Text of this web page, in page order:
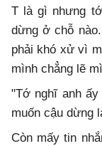
T là gì nhưng
dừng ở chỗ
phải khó xử vì
mình chẳng lẽ
"Tớ nghĩ anh
muốn cậu dừng
Còn mấy tin